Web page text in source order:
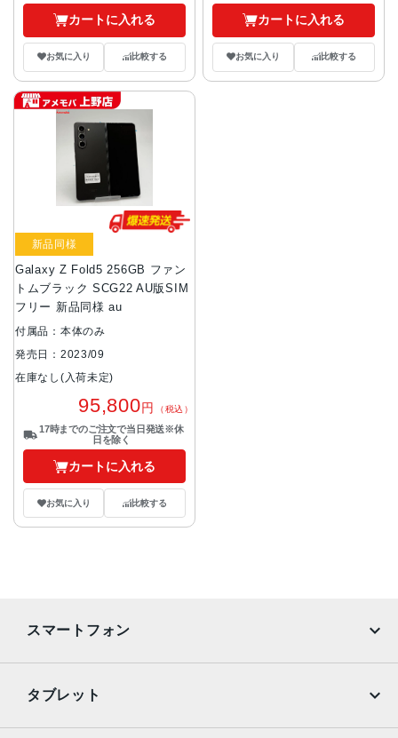
カートに入れる
お気に入り 比較する
カートに入れる
お気に入り 比較する
Galaxy Z Fold5 256GB ファン
トムブラック SCG22 AU版SIM
フリー 新品同様 au
新品同様
付属品：本体のみ
発売日：2023/09
在庫なし(入荷未定)
95,800円 （税込）
17時までのご注文で当日発送※休
日を除く
カートに入れる
お気に入り 比較する
スマートフォン
タブレット